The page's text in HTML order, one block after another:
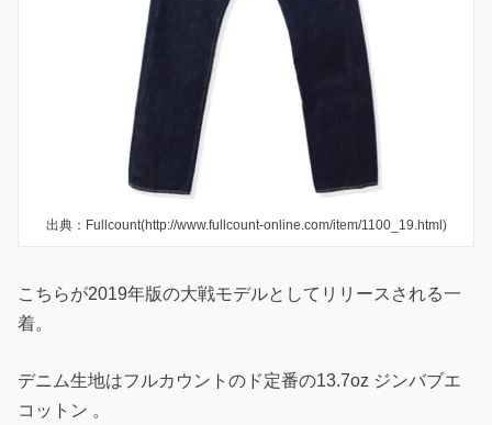
出典：Fullcount(http://www.fullcount-online.com/item/1100_19.html)
こちらが2019年版の大戦モデルとしてリリースされる一
着。
デニム生地はフルカウントのド定番の13.7oz ジンバブエ
コットン 。